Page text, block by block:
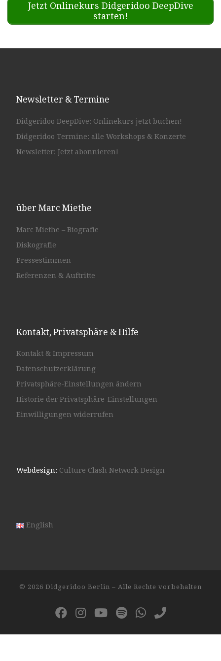
Jetzt Onlinekurs Didgeridoo DeepDive
starten!
Newsletter & Termine
Didgeridoo DeepDive: Onlinekurs jetzt buchen!
Didgeridoo Termine: alle Workshops & Konzerte
Newsletter: Jetzt abonnieren!
über Marc Miethe
Marc Miethe – Biografie
Diskografie
Pressestimmen
Referenzen & Auftritte
Kontakt, Privatsphäre & Hilfe
Kontakt & Impressum
Datenschutzerklärung
Privatsphäre-Einstellungen ändern
Historie der Privatsphäre-Einstellungen
Einwilligungen widerrufen
Webdesign: Culture Clash Network Design
English
© 2026 Didgeridoo Berlin – Alle Rechte vorbehalten